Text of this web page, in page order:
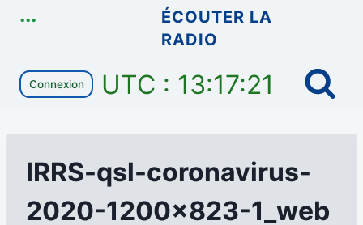
...
ÉCOUTER LA
RADIO
Connexion UTC : 13:17:21
IRRS-qsl-coronavirus-
2020-1200×823-1_web